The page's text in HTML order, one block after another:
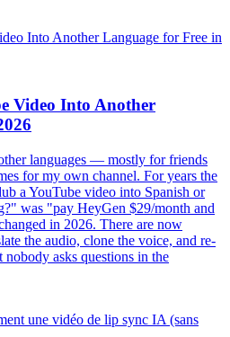
Video Into Another
languages — mostly for friends
for my own channel. For years the
a YouTube video into Spanish or
was "pay HeyGen $29/month and
in 2026. There are now
the audio, clone the voice, and re-
asks questions in the